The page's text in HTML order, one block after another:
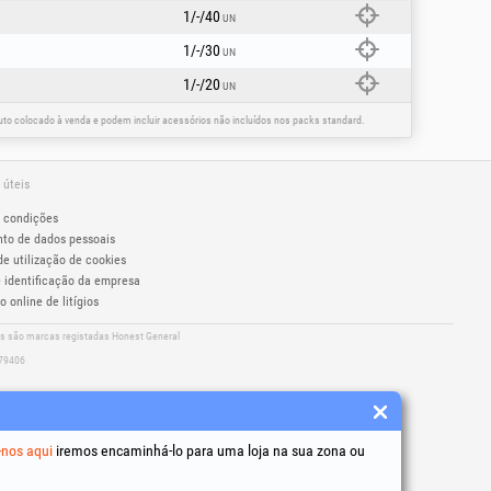
de ar comprimido.
10/2011
1/-/40UN
1/-/30UN
1/-/20UN
colocado à venda e podem incluir acessórios não incluídos nos packs standard.
úteis
condições
de dados pessoais
utilização de cookies
identificação da empresa
online de litígios
são marcas registadas Honest General
aqui iremos encaminhá-lo para uma loja na sua zona ou